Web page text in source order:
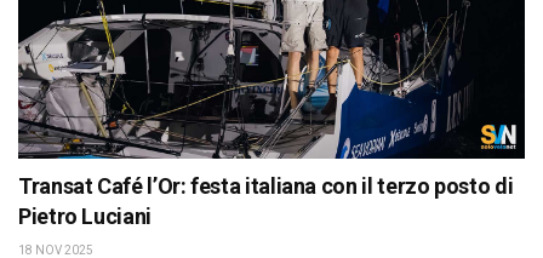
Transat Café l’Or: festa italiana con il terzo posto di
Pietro Luciani
18 NOV 2025